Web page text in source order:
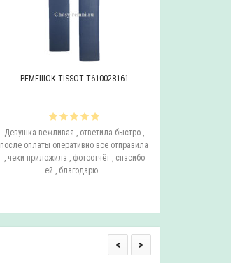
РЕМЕШОК TISSOT T610028161
Девушка вежливая , ответила быстро ,
после оплаты оперативно все отправила
, чеки приложила , фотоотчёт , спасибо
ей , благодарю...
< >